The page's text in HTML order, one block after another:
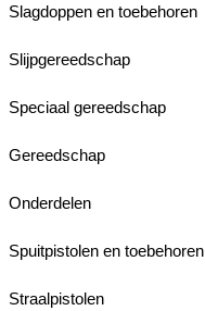
Slagdoppen en toebehoren
Slijpgereedschap
Speciaal gereedschap
Gereedschap
Onderdelen
Spuitpistolen en toebehoren
Straalpistolen